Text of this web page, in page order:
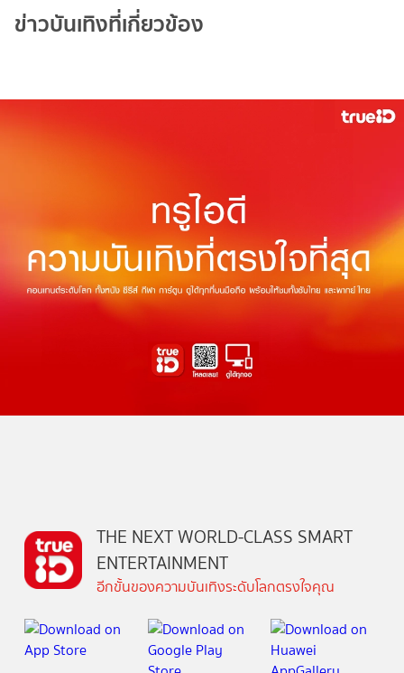
ข่าวบันเทิงที่เกี่ยวข้อง
THE NEXT WORLD-CLASS SMART
ENTERTAINMENT
อีกขั้นของความบันเทิงระดับโลกตรงใจคุณ